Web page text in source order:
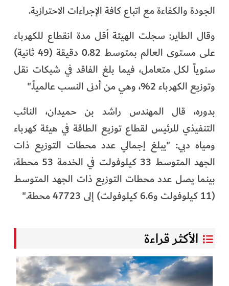
الجودة والكفاءة مع اتباع كافة الإجراءات الاحترازية.
وقال الطاير: سجلت الهيئة أقل مدة انقطاع للكهرباء
على مستوى العالم بمتوسط 0.82 دقيقة (49 ثانية)
سنوياً لكل متعامل، فيما بلغ الفاقد في شبكات نقل
وتوزيع الكهرباء 2%، وهي من أدنى النسب عالمياً."
بدوره، قال المهندس راشد بن حميدان، النائب
التنفيذي للرئيس لقطاع توزيع الطاقة في هيئة كهرباء
ومياه دبي: "يبلغ إجمالي عدد محطات التوزيع ذات
الجهد المتوسط 33 كيلوفولت في الخدمة 53 محطة،
بينما يصل عدد محطات التوزيع ذات الجهد المتوسط
(11 كيلوفولت و6.6 كيلوفولت) إلى 47723 محطة."
الأكثر قراءة